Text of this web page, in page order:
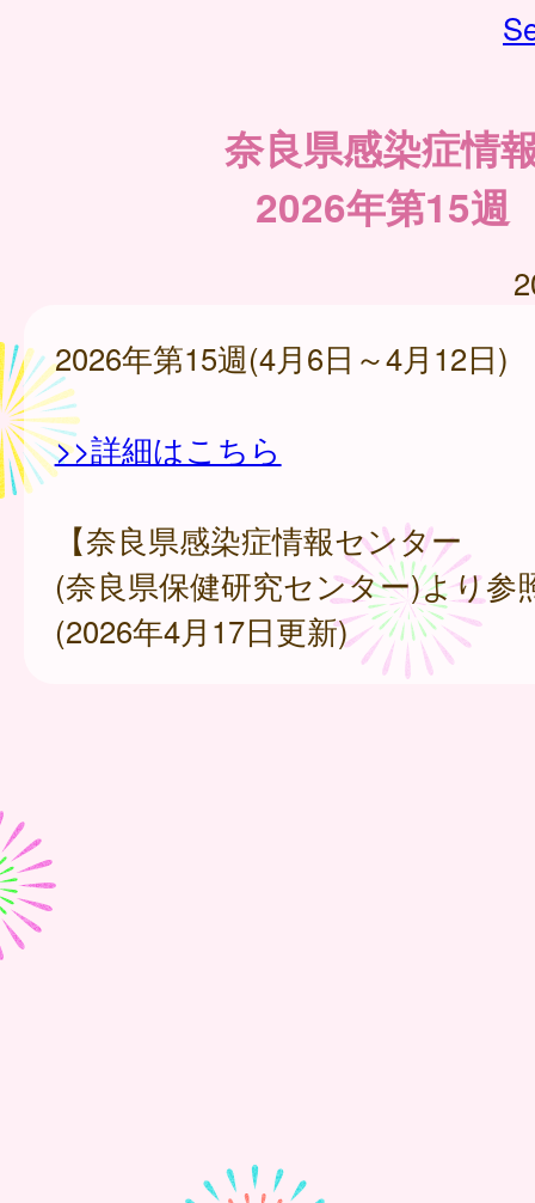
奈良県感染症情
2026年第15週
2026年第15週(4月6日～4月12日)
>>詳細はこちら
【奈良県感染症情報センター
(奈良県保健研究センター)より参
(2026年4月17日更新)